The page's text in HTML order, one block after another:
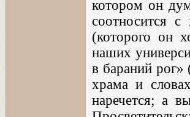
котором он
соотносится
(которого он
наших
в бараний
храма и
наречется; а